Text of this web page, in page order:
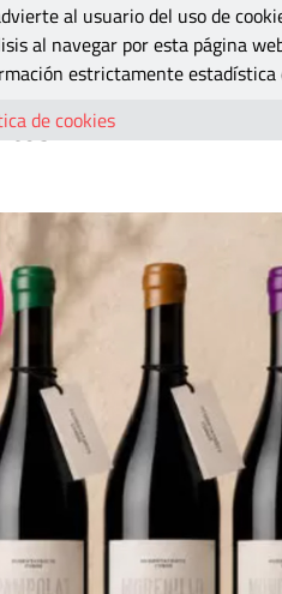
en la guía de Tim Atkin con
Viver premiados
al usuario del uso de
al navegar por esta página
estrictamente
de cookies